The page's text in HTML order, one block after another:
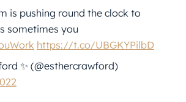
is pushing round the clock to
sometimes you
https://t.co/UBGKYPilbD
✨ (@esthercrawford)